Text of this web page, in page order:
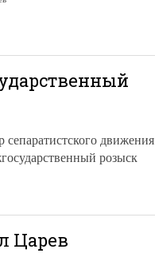
движения
розыск
Царев